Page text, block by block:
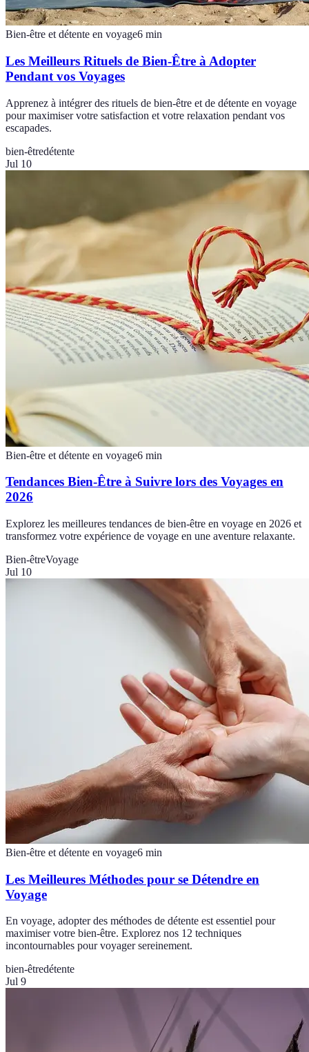
Bien-être et détente en voyage6 min
Les Meilleurs Rituels de Bien-Être à Adopter
Pendant vos Voyages
Apprenez à intégrer des rituels de bien-être et de détente en voyage
pour maximiser votre satisfaction et votre relaxation pendant vos
escapades.
bien-êtredétente
Jul 10
Bien-être et détente en voyage6 min
Tendances Bien-Être à Suivre lors des Voyages en
2026
Explorez les meilleures tendances de bien-être en voyage en 2026 et
transformez votre expérience de voyage en une aventure relaxante.
Bien-êtreVoyage
Jul 10
Bien-être et détente en voyage6 min
Les Meilleures Méthodes pour se Détendre en
Voyage
En voyage, adopter des méthodes de détente est essentiel pour
maximiser votre bien-être. Explorez nos 12 techniques
incontournables pour voyager sereinement.
bien-êtredétente
Jul 9